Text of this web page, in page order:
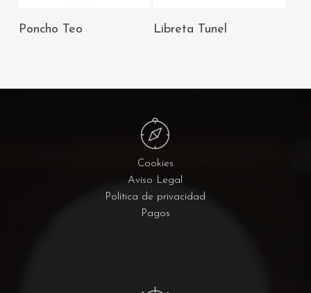
AÑADIR AL
Poncho Teo
AÑADIR AL
Libreta Tunel
Cookies
Aviso Legal
Política de privacidad
Pagos